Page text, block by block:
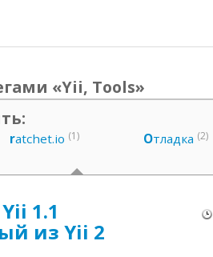
«Yii, Tools»
ratchet.io (1) Отладка (2)
1.1
из Yii 2